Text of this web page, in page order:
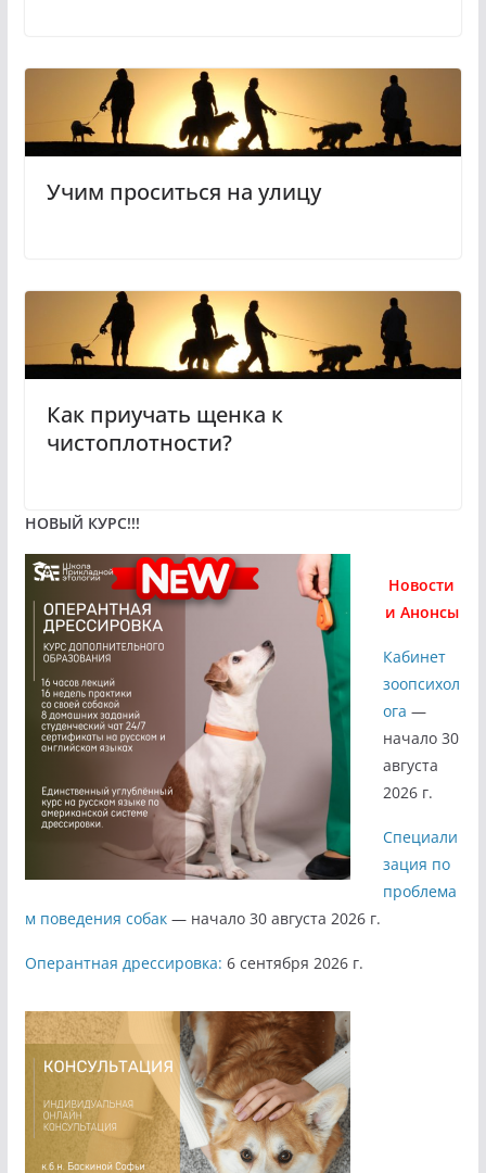
Учим проситься на улицу
Как приучать щенка к
чистоплотности?
НОВЫЙ КУРС!!!
Новости
и Анонсы
Кабинет
зоопсихол
ога —
начало 30
августа
2026 г.
Специали
зация по
проблема
м поведения собак— начало 30 августа 2026 г.
Оперантная дрессировка: 6 сентября 2026 г.